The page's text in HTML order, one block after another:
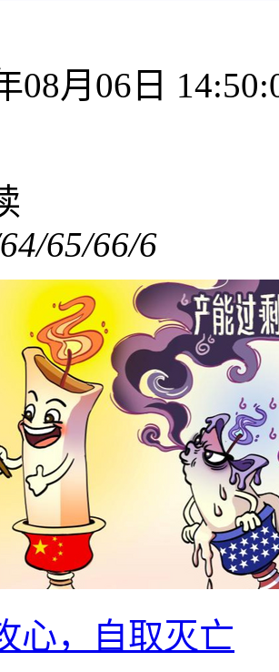
08月06日
4/65/66/6
心，自取灭亡